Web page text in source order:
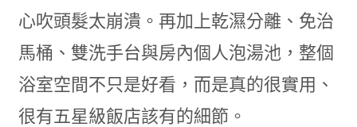
心吹頭髮太崩潰。再加上乾濕分離、免治
馬桶、雙洗手台與房內個人泡湯池，整個
浴室空間不只是好看，而是真的很實用、
很有五星級飯店該有的細節。